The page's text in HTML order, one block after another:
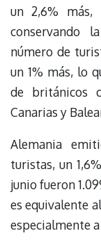
un 2,6%
conservando
número de
un 1% más, lo
de británicos
Canarias y
Alemania
turistas, un
junio fueron
es equivalente
especialmente a